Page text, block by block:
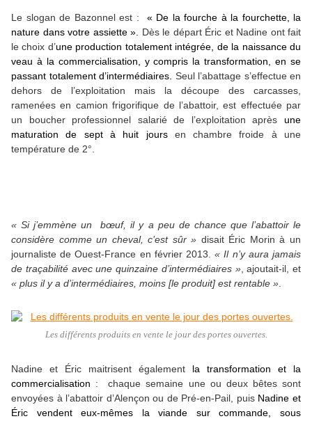
Le slogan de Bazonnel est : « De la fourche à la fourchette, la
nature dans votre assiette ».
Dès le départ Éric et Nadine ont fait
le choix d’une production totalement intégrée, de la naissance du
veau à la commercialisation, y compris la transformation, en se
passant totalement d’intermédiaires. Seul l’abattage s’effectue en
dehors de l’exploitation mais la découpe des carcasses,
ramenées en camion frigorifique de l’abattoir, est effectuée par
un boucher professionnel salarié de l’exploitation après une
maturation de sept à huit joursen chambre froide à une
température de 2°.
« Si j’emmène un bœuf, il y a peu de chance que l’abattoir le
considère comme un cheval, c’est sûr » disait Éric Morin à un
journaliste de Ouest-France en février 2013.« Il n’y aura jamais
de traçabilité avec une quinzaine d’intermédiaires »,ajoutait-il, et
« plus il y a d’intermédiaires, moins [le produit] est rentable »
Les différents produits en vente le jour des portes ouvertes.
Nadine et Éric maitrisent également la transformation et la
commercialisation : chaque semaine une ou deux bêtes sont
envoyées à l’abattoir d’Alençon ou de Pré-en-Pail, puis Nadine et
Éric vendent eux-mêmes la viande sur commande, sous